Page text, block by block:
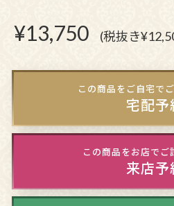
¥13,750 (税抜き
この商品をご自宅で
宅配予
この商品をお店でご
来店予